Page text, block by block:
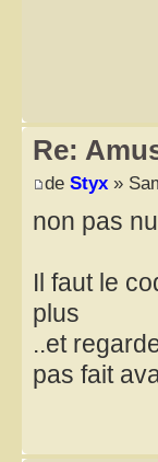
Re:
de Styx »
non pas
Il faut le
plus
..et
pas fait